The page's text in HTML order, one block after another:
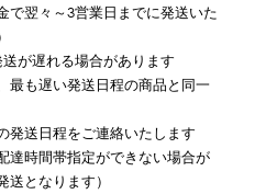
で翌々～3営業日までに発送いた
が遅れる場合があります
最も遅い発送日程の商品と同一
発送日程をご連絡いたします
達時間帯指定ができない場合が
となります）